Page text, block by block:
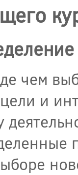
чем
и